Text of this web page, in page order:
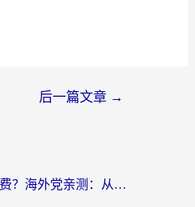
后一篇文章 →
如何翻墙到中国免费？海外党亲测：从踩坑到选对加速器的全攻略